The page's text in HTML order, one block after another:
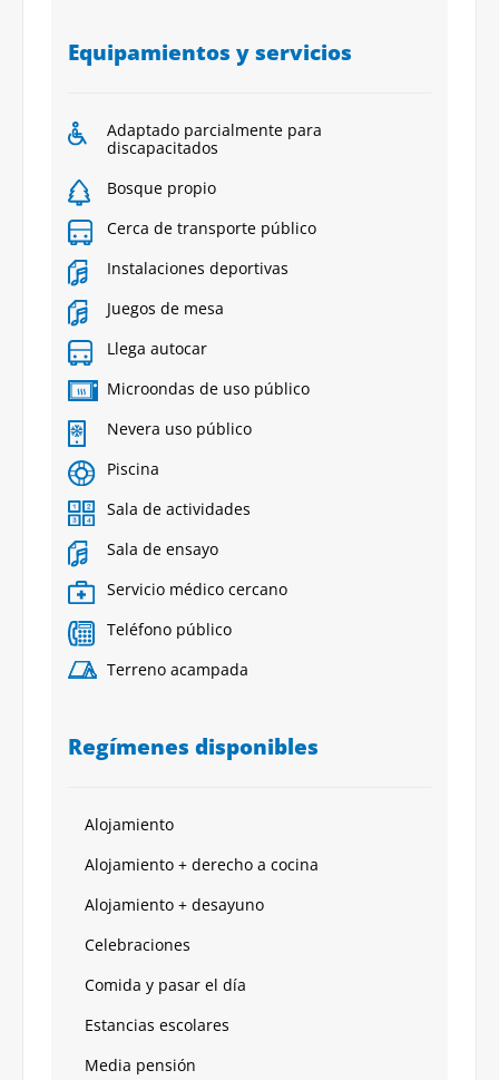
Equipamientos y servicios
Adaptado parcialmente para
discapacitados
Bosque propio
Cerca de transporte público
Instalaciones deportivas
Juegos de mesa
Llega autocar
Microondas de uso público
Nevera uso público
Piscina
Sala de actividades
Sala de ensayo
Servicio médico cercano
Teléfono público
Terreno acampada
Regímenes disponibles
Alojamiento
Alojamiento + derecho a cocina
Alojamiento + desayuno
Celebraciones
Comida y pasar el día
Estancias escolares
Media pensión